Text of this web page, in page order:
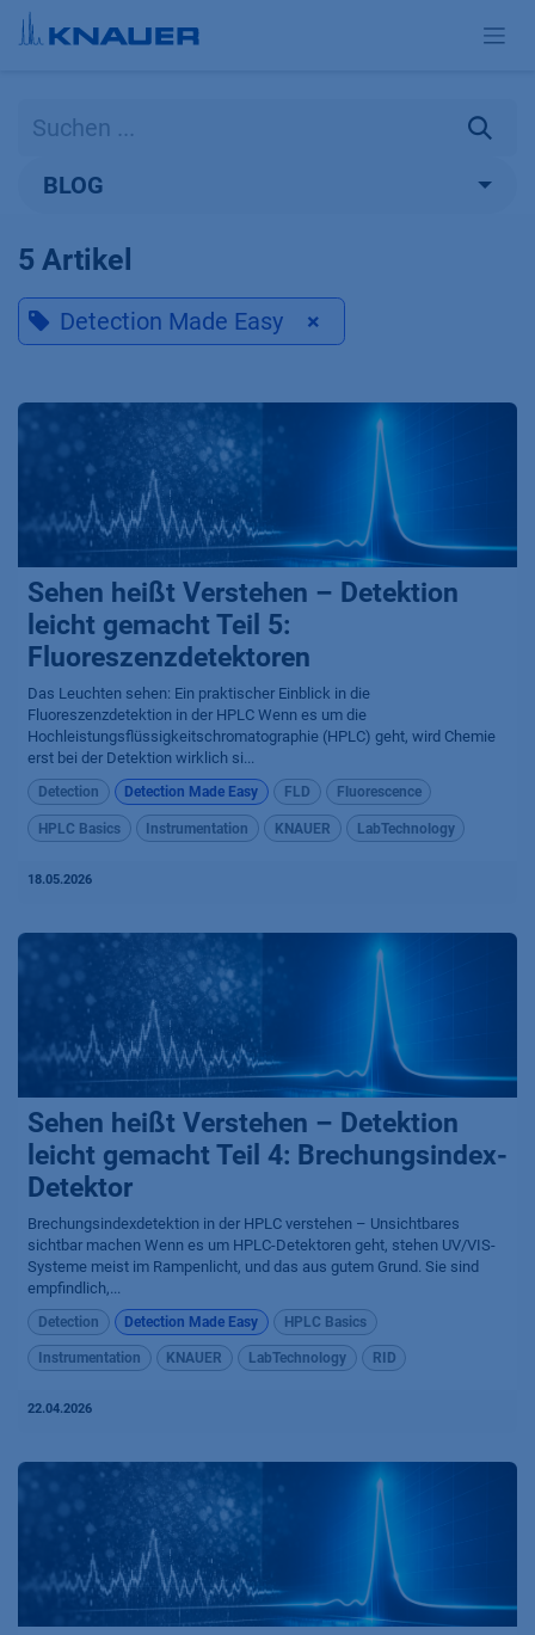
Zum Inhalt springen
BLOG
5 Artikel
Detection Made Easy ×
Sehen heißt Verstehen – Detektion
leicht gemacht Teil 5:
Fluoreszenzdetektoren
Das Leuchten sehen: Ein praktischer Einblick in die
Fluoreszenzdetektion in der HPLC Wenn es um die
Hochleistungsflüssigkeitschromatographie (HPLC) geht, wird Chemie
erst bei der Detektion wirklich si...
Detection Detection Made Easy FLD Fluorescence
HPLC Basics Instrumentation KNAUER LabTechnology
18.05.2026
Sehen heißt Verstehen – Detektion
leicht gemacht Teil 4: Brechungsindex-
Detektor
Brechungsindexdetektion in der HPLC verstehen – Unsichtbares
sichtbar machen Wenn es um HPLC-Detektoren geht, stehen UV/VIS-
Systeme meist im Rampenlicht, und das aus gutem Grund. Sie sind
empfindlich,...
Detection Detection Made Easy HPLC Basics
Instrumentation KNAUER LabTechnology RID
22.04.2026